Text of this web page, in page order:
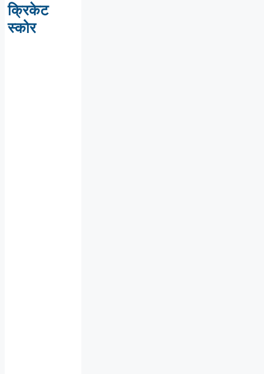
क्रिकेट
स्कोर